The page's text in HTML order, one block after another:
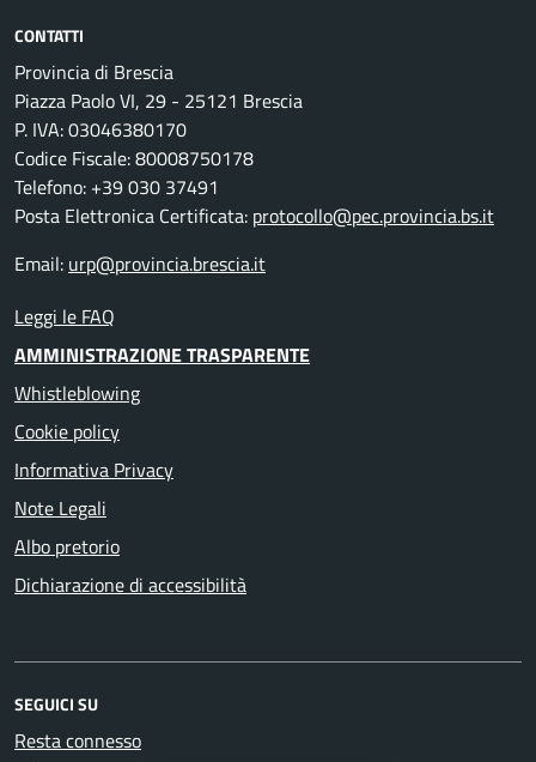
CONTATTI
Provincia di Brescia
Piazza Paolo VI, 29 - 25121 Brescia
P. IVA: 03046380170
Codice Fiscale: 80008750178
Telefono: +39 030 37491
Posta Elettronica Certificata: protocollo@pec.provincia.bs.it
Email: urp@provincia.brescia.it
Leggi le FAQ
AMMINISTRAZIONE TRASPARENTE
Whistleblowing
Cookie policy
Informativa Privacy
Note Legali
Albo pretorio
Dichiarazione di accessibilità
SEGUICI SU
Resta connesso